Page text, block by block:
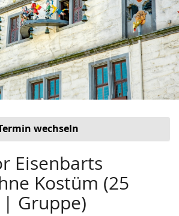
wechseln
Eisenbarts
Kostüm (25
| Gruppe)